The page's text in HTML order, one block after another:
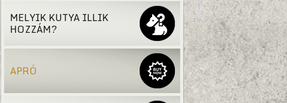
MELYIK KUTYA ILLIK
HOZZÁM?
APRÓ